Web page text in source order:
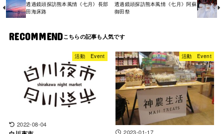
透過鏡頭探訪熊本風情《七月》長部
田海床路
透過鏡頭探訪熊本風情《七月》阿蘇
御田祭
RECOMMEND
活動 Event
2022-08-04
活動 Event
2023-01-17